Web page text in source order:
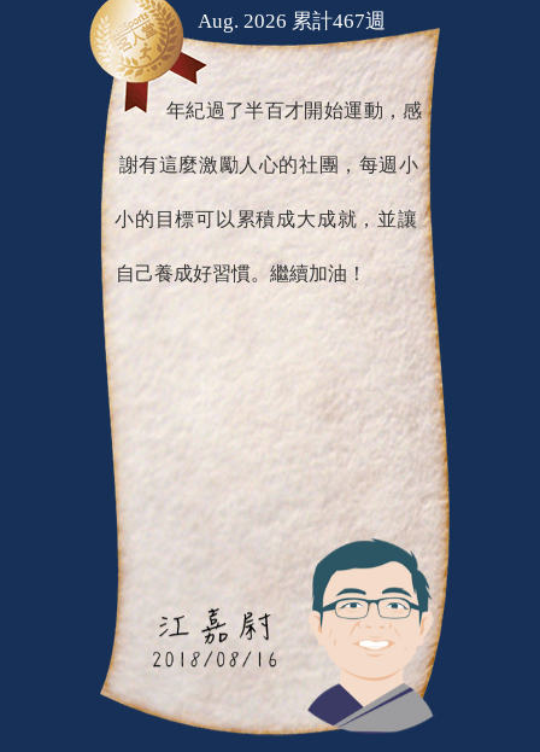
Aug. 2026 累計467週
年紀過了半百才開始運動，感
謝有這麼激勵人心的社團，每週小
小的目標可以累積成大成就，並讓
自己養成好習慣。繼續加油！